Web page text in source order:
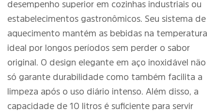
desempenho superior em cozinhas industriais ou
estabelecimentos gastronômicos. Seu sistema de
aquecimento mantém as bebidas na temperatura
ideal por longos períodos sem perder o sabor
original. O design elegante em aço inoxidável não
só garante durabilidade como também facilita a
limpeza após o uso diário intenso. Além disso, a
capacidade de 10 litros é suficiente para servir